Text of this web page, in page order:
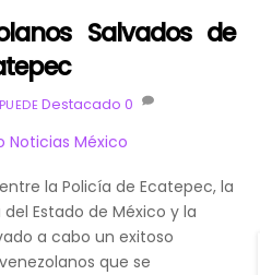
Salvados de
Destacado 0
Noticias México
la Policía de Ecatepec, la
Estado de México y la
a cabo un exitoso
que se